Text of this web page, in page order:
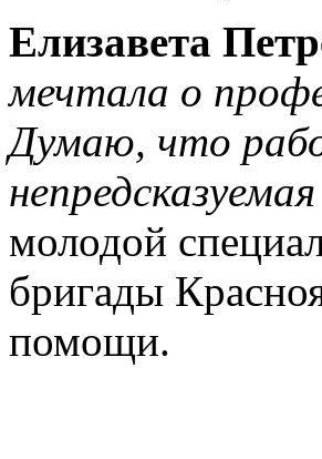
Елизавета
мечтала о
Думаю, что
молодой
бригады
помощи.